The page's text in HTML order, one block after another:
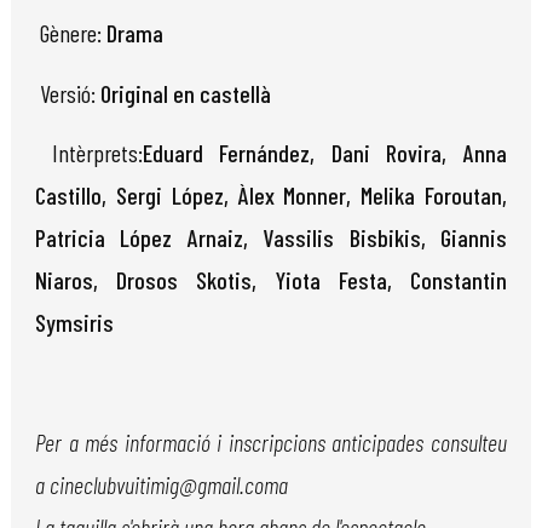
Gènere: Drama
Versió: Original en castellà
Intèrprets:Eduard Fernández, Dani Rovira, Anna
Castillo, Sergi López, Àlex Monner, Melika Foroutan,
Patricia López Arnaiz, Vassilis Bisbikis, Giannis
Niaros, Drosos Skotis, Yiota Festa, Constantin
Symsiris
Per a més informació i inscripcions anticipades consulteu
a cineclubvuitimig@gmail.coma